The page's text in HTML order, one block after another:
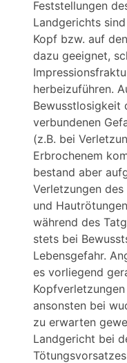
Feststellungen
Landgerichts
Kopf bzw. auf
dazu geeignet,
herbeizuführen.
Bewusstlosigkeit
verbundenen
(z.B. bei
Erbrochenem
bestand aber
Verletzungen
und
während des
stets bei
Lebensgefahr.
es vorliegend
ansonsten bei
zu erwarten
Landgericht bei